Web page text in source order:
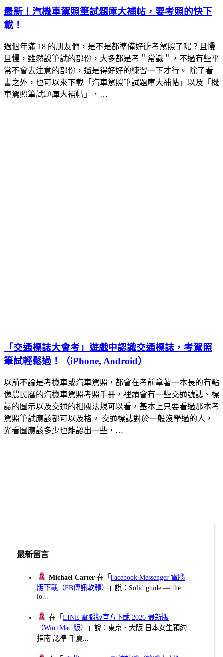
最新！汽機車駕照筆試題庫大補帖，要考照的快下
載！
過個年滿 18 的朋友們，是不是都準備好衝考駕照了呢？且慢
且慢，雖然說筆試的部份，大多都是考＂常識＂，不過有些平
常不會去注意的部份，還是得好好的練習一下才行。 除了看
書之外，也可以來下載「汽車駕照筆試題庫大補帖」以及「機
車駕照筆試題庫大補帖」，…
「交通標誌大會考」遊戲中認識交通標誌，考駕照
筆試輕鬆過！（iPhone, Android）
以前不論是考機車或汽車駕照，都會在考前拿著一本長的有點
像農民曆的汽機車駕照考照手冊，裡頭會有一些交通號誌、標
誌的圖示以及交通的相關法規可以看，基本上只要看過那本考
駕照筆試應該都可以及格。 交通標誌對於一般沒學過的人，
光看圖應該多少也能認出一些，…
最新留言
Michael Carter 在「Facebook Messenger 電腦
版下載（FB傳訊軟體）
」說：Solid guide — the
lo...
在「LINE 電腦版官方下載 2026 最新版
（Win+Mac 版）
」說：東京・大阪 日本女生預約
指南 認準 千夏...